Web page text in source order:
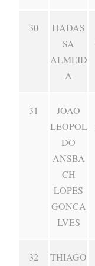
30
HADAS
SA
ALMEID
A
31
JOAO
LEOPOL
DO
ANSBA
CH
LOPES
GONCA
LVES
32
THIAGO